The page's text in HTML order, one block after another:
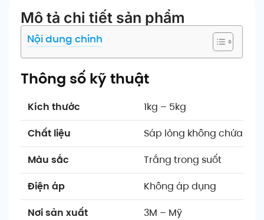
Mô tả chi tiết sản phẩm
Nội dung chính
Thông số kỹ thuật
Kích thước
1kg – 5kg
Chất liệu
Sáp lỏng không chứa
Màu sắc
Trắng trong suốt
Điện áp
Không áp dụng
Nơi sản xuất
3M – Mỹ